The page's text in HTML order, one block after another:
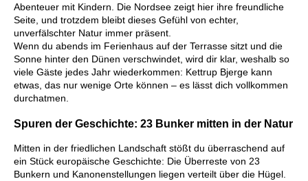
Abenteuer mit Kindern. Die Nordsee zeigt hier ihre freundliche
Seite, und trotzdem bleibt dieses Gefühl von echter,
unverfälschter Natur immer präsent.
Wenn du abends im Ferienhaus auf der Terrasse sitzt und die
Sonne hinter den Dünen verschwindet, wird dir klar, weshalb so
viele Gäste jedes Jahr wiederkommen: Kettrup Bjerge kann
etwas, das nur wenige Orte können – es lässt dich vollkommen
durchatmen.
Spuren der Geschichte: 23 Bunker mitten in der Natur
Mitten in der friedlichen Landschaft stößt du überraschend auf
ein Stück europäische Geschichte: Die Überreste von 23
Bunkern und Kanonenstellungen liegen verteilt über die Hügel.